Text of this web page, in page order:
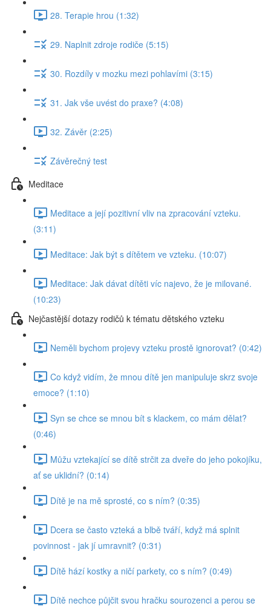
28. Terapie hrou (1:32)
29. Naplnit zdroje rodiče (5:15)
30. Rozdíly v mozku mezi pohlavími (3:15)
31. Jak vše uvést do praxe? (4:08)
32. Závěr (2:25)
Závěrečný test
Meditace
Meditace a její pozitivní vliv na zpracování vzteku.
(3:11)
Meditace: Jak být s dítětem ve vzteku. (10:07)
Meditace: Jak dávat dítěti víc najevo, že je milované.
(10:23)
Nejčastější dotazy rodičů k tématu dětského vzteku
Neměli bychom projevy vzteku prostě ignorovat? (0:42)
Co když vidím, že mnou dítě jen manipuluje skrz svoje
emoce? (1:10)
Syn se chce se mnou bít s klackem, co mám dělat?
(0:46)
Můžu vztekající se dítě strčit za dveře do jeho pokojíku,
ať se uklidní? (0:14)
Dítě je na mě sprosté, co s ním? (0:35)
Dcera se často vzteká a blbě tváří, když má splnit
povinnost - jak jí umravnit? (0:31)
Dítě hází kostky a ničí parkety, co s ním? (0:49)
Dítě nechce půjčit svou hračku sourozenci a perou se